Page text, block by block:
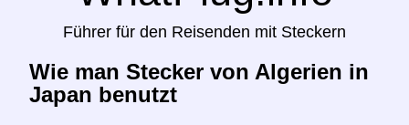
Führer für den Reisenden mit Steckern
Wie man Stecker von Algerien in
Japan benutzt